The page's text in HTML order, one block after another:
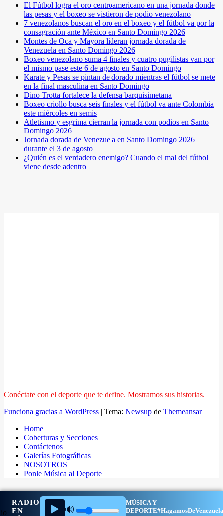
El Fútbol logra el oro centroamericano en una jornada donde
las pesas y el boxeo se vistieron de podio venezolano
7 venezolanos buscan el oro en el boxeo y el fútbol va por la
consagración ante México en Santo Domingo 2026
Montes de Oca y Mayora lideran jornada dorada de
Venezuela en Santo Domingo 2026
Boxeo venezolano suma 4 finales y cuatro pugilistas van por
el mismo pase este 6 de agosto en Santo Domingo
Karate y Pesas se pintan de dorado mientras el fútbol se mete
en la final masculina en Santo Domingo
Dino Trotta fortalece la defensa barquisimetana
Boxeo criollo busca seis finales y el fútbol va ante Colombia
este miércoles en semis
Atletismo y esgrima cierran la jornada con podios en Santo
Domingo 2026
Jornada dorada de Venezuela en Santo Domingo 2026
durante el 3 de agosto
¿Quién es el verdadero enemigo? Cuando el mal del fútbol
viene desde adentro
RADIO
EN
▶️ 🔊
MÚSICA Y
DEPORTE
Conéctate con el deporte que te define. Mostramos sus historias.
Funciona gracias a WordPress | Tema: Newsup de Themeansar
Home
Coberturas y Secciones
Contáctenos
Galerías Fotográficas
NOSOTROS
Ponle Música al Deporte